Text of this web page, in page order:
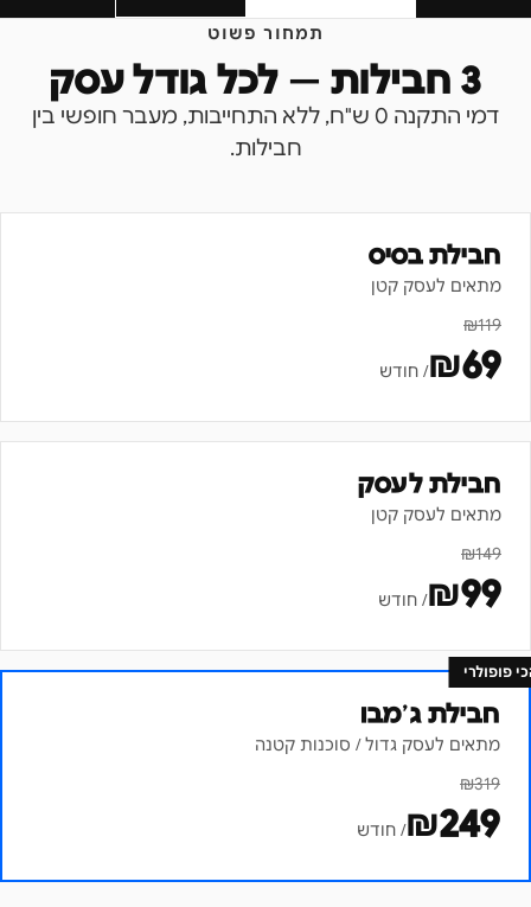
תמחור פשוט
3 חבילות — לכל גודל עסק
דמי התקנה 0 ש"ח, ללא התחייבות, מעבר חופשי בין
חבילות.
חבילת בסיס
מתאים לעסק קטן
₪119
₪69 / חודש
חבילת לעסק
מתאים לעסק קטן
₪149
₪99 / חודש
פופולרי
חבילת ג׳מבו
מתאים לעסק גדול / סוכנות קטנה
₪319
₪249 / חודש